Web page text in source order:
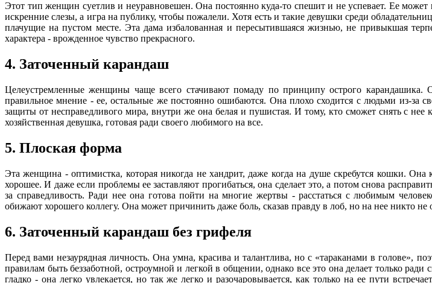
Этот тип женщин суетлив и неуравновешен. Она постоянно куда-то спешит и не успевает. Ее
искренние слезы, а игра на публику, чтобы пожалели. Хотя есть и такие девушки среди
плачущие на пустом месте. Эта дама избалованная и пересытившаяся жизнью, не привыкшая
характера - врожденное чувство прекрасного.
4. Заточенный карандаш
Целеустремленные женщины чаще всего стачивают помаду по принципу острого
правильное мнение - ее, остальные же постоянно ошибаются. Она плохо сходится с людьми из-за
защиты от несправедливого мира, внутри же она белая и пушистая. И тому, кто сможет снять с
хозяйственная девушка, готовая ради своего любимого на все.
5. Плоская форма
Эта женщина - оптимистка, которая никогда не хандрит, даже когда на душе скребутся кошки. Она
хорошее. И даже если проблемы ее заставляют прогибаться, она сделает это, а потом снова
за справедливость. Ради нее она готова пойти на многие жертвы - расстаться с любимым
обижают хорошего коллегу. Она может причинить даже боль, сказав правду в лоб, но на нее никто
6. Заточенный карандаш без грифеля
Перед вами незаурядная личность. Она умна, красива и талантлива, но с «тараканами в голове»,
правилам быть беззаботной, остроумной и легкой в общении, однако все это она делает только
гладко - она легко увлекается, но так же легко и разочаровывается, как только на ее пути